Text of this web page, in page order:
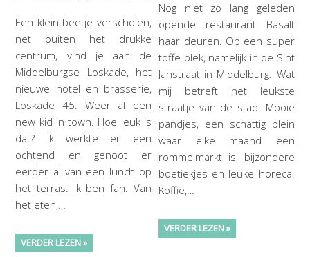
Een klein beetje verscholen,
net buiten het drukke
centrum, vind je aan de
Middelburgse Loskade, het
nieuwe hotel en brasserie,
Loskade 45. Weer al een
new kid in town. Hoe leuk is
dat? Ik werkte er een
ochtend en genoot er
eerder al van een lunch op
het terras. Ik ben fan. Van
het eten,…
VERDER LEZEN »
Nog niet zo lang geleden
opende restaurant Basalt
haar deuren. Op een super
toffe plek, namelijk in de Sint
Janstraat in Middelburg. Wat
mij betreft het leukste
straatje van de stad. Mooie
pandjes, een schattig plein
waar elke maand een
rommelmarkt is, bijzondere
boetiekjes en leuke horeca.
Koffie,…
VERDER LEZEN »